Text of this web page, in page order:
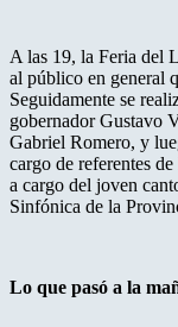
A las 19, la Feria del
al público en general
Seguidamente se
gobernador Gustavo
Gabriel Romero, y
cargo de referentes
a cargo del joven
Sinfónica de la
Lo que pasó a la